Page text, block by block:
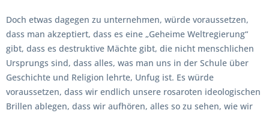
Doch etwas dagegen zu unternehmen, würde voraussetzen,
dass man akzeptiert, dass es eine „Geheime Weltregierung“
gibt, dass es destruktive Mächte gibt, die nicht menschlichen
Ursprungs sind, dass alles, was man uns in der Schule über
Geschichte und Religion lehrte, Unfug ist. Es würde
voraussetzen, dass wir endlich unsere rosaroten ideologischen
Brillen ablegen, dass wir aufhören, alles so zu sehen, wie wir